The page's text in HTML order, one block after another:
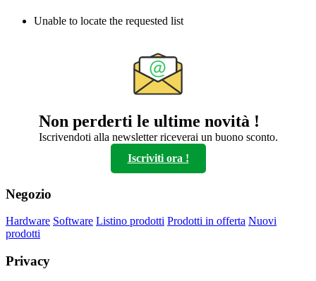
Unable to locate the requested list
Non perderti le ultime novità !
Iscrivendoti alla newsletter riceverai un buono sconto.
Iscriviti ora !
Negozio
Hardware Software Listino prodotti Prodotti in offerta Nuovi
prodotti
Privacy